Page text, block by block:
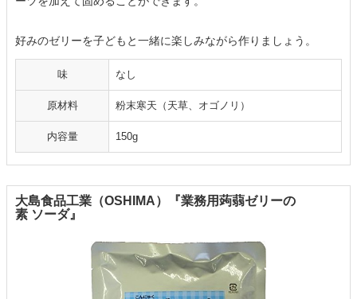
好みのゼリーを子どもと一緒に楽しみながら作りましょう。
味 なし
原材料 粉末寒天（天草、オゴノリ）
内容量 150g
大島食品工業（OSHIMA）『業務用蒟蒻ゼリーの
素 ソーダ』